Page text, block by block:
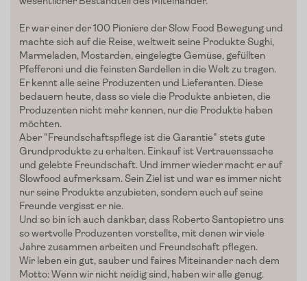
Slow Food
Blog
Presse
Kontakt
Login
Er war einer der 100 Pioniere der Slow Food Bewegung und
machte sich auf die Reise, weltweit seine Produkte Sughi,
Marmeladen, Mostarden, eingelegte Gemüse, gefüllten
Pfefferoni und die feinsten Sardellen in die Welt zu tragen.
Er kennt alle seine Produzenten und Lieferanten. Diese
bedauern heute, dass so viele die Produkte anbieten, die
Produzenten nicht mehr kennen, nur die Produkte haben
möchten.
Aber "Freundschaftspflege ist die Garantie" stets gute
Grundprodukte zu erhalten. Einkauf ist Vertrauenssache
und gelebte Freundschaft. Und immer wieder macht er auf
Slowfood aufmerksam. Sein Ziel ist und war es immer nicht
nur seine Produkte anzubieten, sondern auch auf seine
Freunde vergisst er nie.
Und so bin ich auch dankbar, dass RobertoSantopietrouns
so wertvolle Produzenten vorstellte, mit denen wir viele
Jahre zusammen arbeiten und Freundschaft pflegen.
Wir leben ein gut, sauber und faires Miteinander nach dem
Motto: Wenn wir nicht neidigsind, haben wir alle genug.